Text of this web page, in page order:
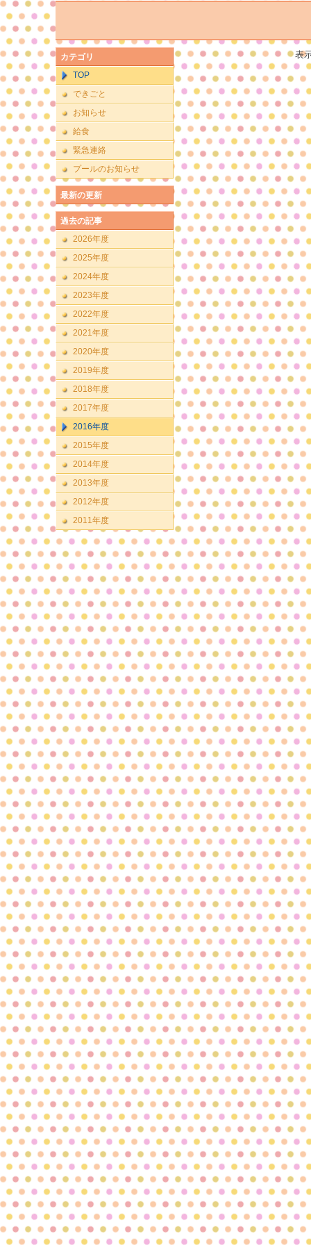
カテゴリ
TOP
できごと
お知らせ
給食
緊急連絡
プールのお知らせ
最新の更新
過去の記事
2026年度
2025年度
2024年度
2023年度
2022年度
2021年度
2020年度
2019年度
2018年度
2017年度
2016年度
2015年度
2014年度
2013年度
2012年度
2011年度
表